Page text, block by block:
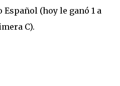
(hoy le ganó 1 a
C).